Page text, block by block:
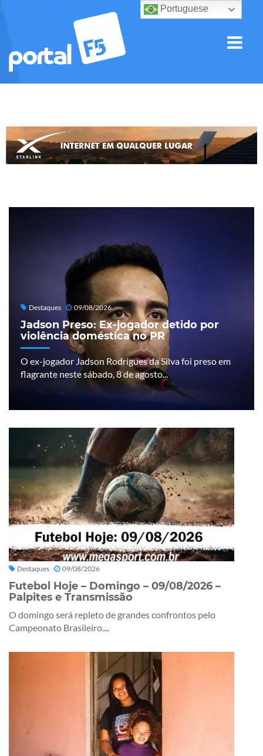
Destaques 09/08/2026
Jadson Preso: Ex-jogador detido por
violência doméstica no PR
O ex-jogador Jadson Rodrigues da Silva foi preso em
flagrante neste sábado, 8 de agosto...
Destaques 09/08/2026
Futebol Hoje – Domingo – 09/08/2026 –
Palpites e Transmissão
O domingo será repleto de grandes confrontos pelo
Campeonato Brasileiro....
Portuguese